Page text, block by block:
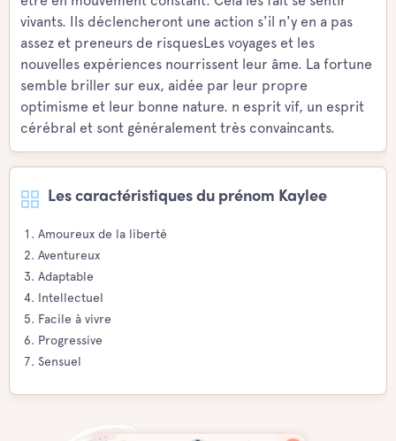
vivants. Ils déclencheront une action s'il n'y en a pas
assez et preneurs de risquesLes voyages et les
nouvelles expériences nourrissent leur âme. La fortune
semble briller sur eux, aidée par leur propre
optimisme et leur bonne nature. n esprit vif, un esprit
cérébral et sont généralement très convaincants.
Les caractéristiques du prénom Kaylee
Amoureux de la liberté
Aventureux
Adaptable
Intellectuel
Facile à vivre
Progressive
Sensuel